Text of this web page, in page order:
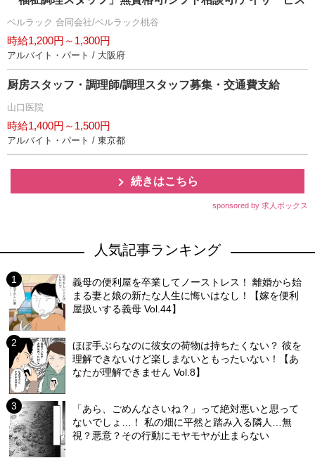
ベルラック 合同会社/ベルラック桃谷
時給1,200円～1,300円
アルバイト・パート / 大阪府
厨房スタッフ・調理師/調理スタッフ募集・交通費支給
山口医院
時給1,400円～1,500円
アルバイト・パート / 東京都
続きはこちら
sponsored by 求人ボックス
人気記事ランキング
義母の便利屋を卒業してノーストレス！ 離婚から始
まる妻と娘の新たな人生に悔いはなし！【嫁を便利
屋扱いする義母 Vol.44】
ほぼ手ぶらなのに彼女の荷物は持ちたくない？ 彼を
理解できないけど楽しまないともったいない！【あ
なたが理解できません Vol.8】
「あら、ごめんなさいね？」って絶対悪いと思って
ないでしょ…！ 私の畑に平然と踏み入る隣人…無
視？悪意？その行動にモヤモヤが止まらない